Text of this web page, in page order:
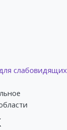
слабовидящих